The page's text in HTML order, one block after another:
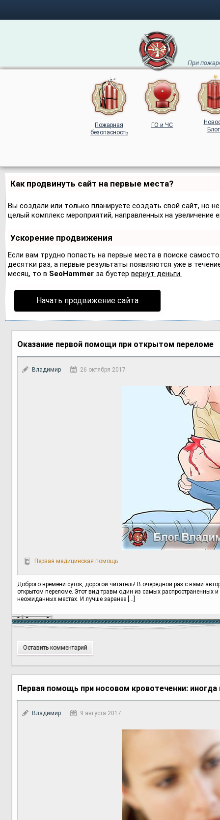
При
Пожарная
безопасность
ГО и ЧС
Как продвинуть сайт на первые места?
Вы создали или только планируете создать свой сайт, но
целый комплекс мероприятий, направленных на
Ускорение продвижения
Если вам трудно попасть на первые места в поиске
десятки раз, а первые результаты появляются уже в
месяц, то в SeoHammer за бустер вернут деньги.
Начать продвижение сайта
Оказание первой помощи при открытом переломе
Владимир 26 октября 2017
Первая медицинская помощь
Доброго времени суток, дорогой читатель! В очередной раз с вами
открытом переломе. Этот вид травм один из самых распространенных
неожиданных местах. И лучше заранее […]
Оставить комментарий
Первая помощь при носовом кровотечении:
Владимир 9 августа 2017